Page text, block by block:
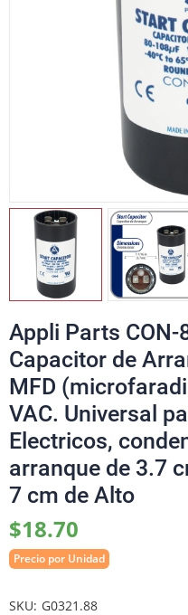
Appli Parts CON-
Capacitor de
MFD
VAC. Universal
Electricos,
arranque de 3.7
7 cm de Alto
$18.70
Precio por Unidad
SKU G0321.88